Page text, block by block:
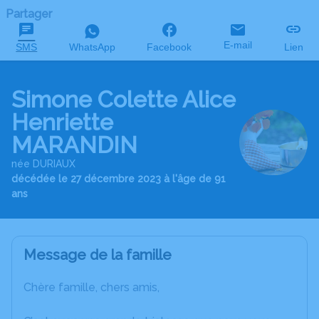
Partager
SMS WhatsApp Facebook E-mail Lien
Simone Colette Alice
Henriette
MARANDIN
née DURIAUX
décédée le 27 décembre 2023 à l'âge de 91
ans
Message de la famille
Chère famille, chers amis,